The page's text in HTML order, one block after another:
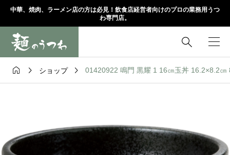
中華、焼肉、ラーメン店の方は必見！飲食店経営者向けのプロの業務用うつ
わ専門店。

  ショップ  01420922 鳴門 黒耀 1 16㎝玉丼 16.2×8.2㎝